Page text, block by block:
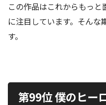
この作品はこれからもっ
に注目しています。そん
す。
第99位 僕のヒー